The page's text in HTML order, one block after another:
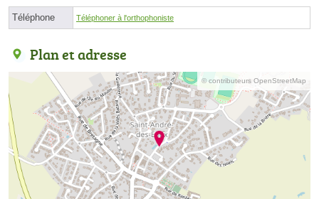
Téléphone Téléphoner à l'orthophoniste
Plan et adresse
© contributeurs OpenStreetMap